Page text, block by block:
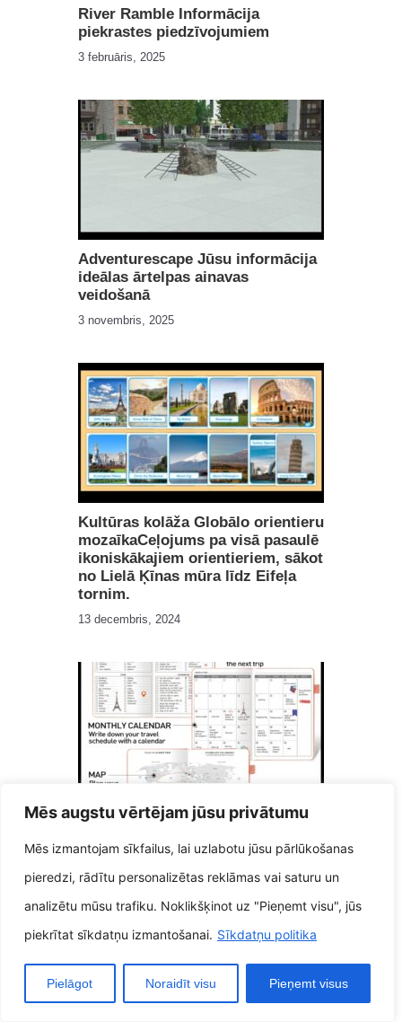
Mēs augstu vērtējam jūsu privātumu
Mēs izmantojam sīkfailus, lai uzlabotu jūsu pārlūkošanas
pieredzi, rādītu personalizētas reklāmas vai saturu un
analizētu mūsu trafiku. Noklikšķinot uz "Pieņemt visu", jūs
piekrītat sīkdatņu izmantošanai. Sīkdatņu politika
Pielāgot Noraidīt visu Pieņemt visus
River Ramble Informācija
piekrastes piedzīvojumiem
3 februāris, 2025
Adventurescape Jūsu informācija
ideālas ārtelpas ainavas
veidošanā
3 novembris, 2025
Kultūras kolāža Globālo orientieru
mozaīkaCeļojums pa visā pasaulē
ikoniskākajiem orientieriem, sākot
no Lielā Ķīnas mūra līdz Eifeļa
tornim.
13 decembris, 2024
JourneyJolt Ceļojumu plānošanas